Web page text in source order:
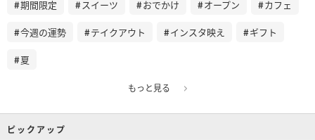
期間限定 スイーツ おでかけ オープン カフェ
今週の運勢 テイクアウト インスタ映え ギフト
夏
もっと見る
ピックアップ